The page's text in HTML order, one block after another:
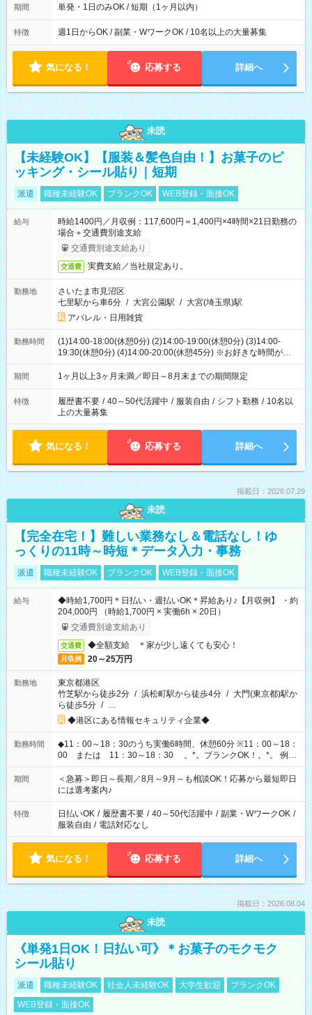
期間 単発・1日のみOK / 短期（1ヶ月以内）
特徴 週1日からOK / 副業・WワークOK / 10名以上の大量募集
気になる！ 応募する 詳細へ
未読
【未経験OK】【服装＆髪色自由！】お菓子のピ
ッキング・シール貼り｜短期
派遣 職種未経験OK ブランクOK WEB登録・面接OK
給与
時給1400円／月収例：117,600円＝1,400円×4時間×21日勤務の
場合＋交通費別途支給
交通費別途支給あり
交通費 実費支給／当社規定あり。
勤務地
さいたま市見沼区
七里駅から車6分 / 大宮公園駅 / 大宮(埼玉県)駅
アパレル・日用雑貨
勤務時間
(1)14:00-18:00(休憩0分) (2)14:00-19:00(休憩0分) (3)14:00-
19:30(休憩0分) (4)14:00-20:00(休憩45分) ※お好きな時間が選べ
ます
期間 1ヶ月以上3ヶ月未満／即日～8月末までの期間限定
特徴 履歴書不要 / 40～50代活躍中 / 服装自由 / シフト勤務 / 10名以
上の大量募集
気になる！ 応募する 詳細へ
掲載日：2026.07.29
未読
【完全在宅！】難しい業務なし＆電話なし！ゆ
っくりの11時～時短＊データ入力・事務
派遣 職種未経験OK ブランクOK WEB登録・面接OK
給与
◆時給1,700円＊日払い・週払いOK＊昇給あり♪【月収例】 ・約
204,000円 （時給1,700円 × 実働6h × 20日）
交通費別途支給あり
交通費 ◆全額支給 ＊家が少し遠くても安心！
月収例 20～25万円
勤務地
東京都港区
竹芝駅から徒歩2分 / 浜松町駅から徒歩4分 / 大門(東京都)駅か
ら徒歩5分 / …
◆港区にある情報セキュリティ企業◆
勤務時間
◆11：00～18：30のうち実働6時間、休憩60分 ※11：00～18：
00 または 11：30～18：30 。*。ブランクOK！。*。 例え
ば前職が、 在宅/財団法人/事務/コールセンター/受付/販売/カフェ
スタッフ スイーツ販売/ホテルフロント/化粧品販売/など 様々な
業界から入社して活躍されています♪
期間
＜急募＞即日～長期／8月～9月～も相談OK！応募から最短即日
には選考案内♪
特徴 日払いOK / 履歴書不要 / 40～50代活躍中 / 副業・WワークOK /
服装自由 / 電話対応なし
気になる！ 応募する 詳細へ
掲載日：2026.08.04
未読
《単発1日OK！日払い可》＊お菓子のモクモク
シール貼り
派遣 職種未経験OK 社会人未経験OK 大学生歓迎
ブランクOK
WEB登録・面接OK